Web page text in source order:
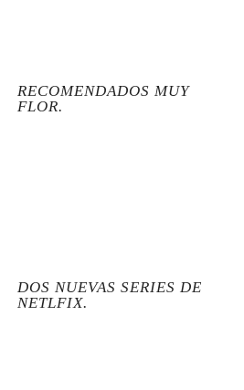
RECOMENDADOS MUY
FLOR.
DOS NUEVAS SERIES DE
NETLFIX.